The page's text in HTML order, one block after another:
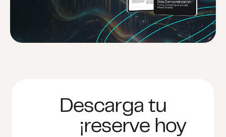
Descarga tu
¡reserve hoy